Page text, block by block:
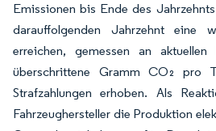
Emissionen bis Ende des
darauffolgenden Jahrzehnt eine
erreichen, gemessen an aktuellen
überschrittene Gramm CO₂ pro
Strafzahlungen erhoben. Als
Fahrzeughersteller die Produktion